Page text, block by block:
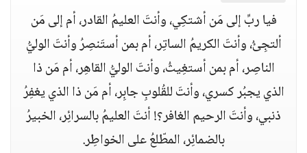
فيا ربِّ إلى مَن أشتكِي، وأنتَ العليمُ القادر، أم إلى مَن
ألتجِئُ، وأنتَ الكريمُ الساتِر، أم بمن أستَنصِرُ وأنتَ الوليُّ
الناصِر، أم بمن أستغِيثُ، وأنتَ الوليُّ القاهِر، أم مَن ذا
الذي يجبُر كسري، وأنتَ للقُلوبِ جابِر، أم مَن ذا الذي يغفِرُ
ذنبي، وأنتَ الرحيم الغافر؟! أنتَ العليمُ بالسرائِر، الخبيرُ
بالضمائِر، المطّلعُ على الخواطِر.